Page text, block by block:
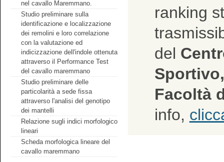
nel cavallo Maremmano.
Studio preliminare sulla
identificazione e localizzazione
dei remolini e loro correlazione
con la valutazione ed
indicizzazione dell'indole ottenuta
attraverso il Performance Test
del cavallo maremmano
Studio preliminare delle
particolarità a sede fissa
attraverso l'analisi del genotipo
dei mantelli
Relazione sugli indici morfologico
lineari
Scheda morfologica lineare del
cavallo maremmano
ranking
del
Facoltà
info,